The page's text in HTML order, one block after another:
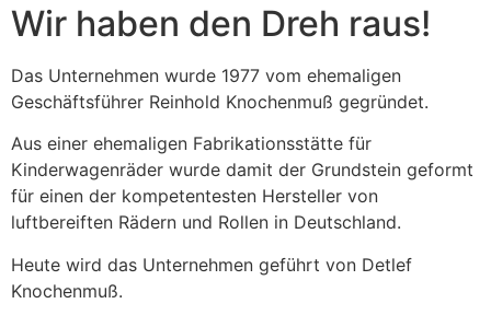
Wir haben den Dreh raus!
Das Unternehmen wurde 1977 vom ehemaligen
Geschäftsführer Reinhold Knochenmuß gegründet.
Aus einer ehemaligen Fabrikationsstätte für
Kinderwagenräder wurde damit der Grundstein geformt
für einen der kompetentesten Hersteller von
luftbereiften Rädern und Rollen in Deutschland.
Heute wird das Unternehmen geführt von Detlef
Knochenmuß.